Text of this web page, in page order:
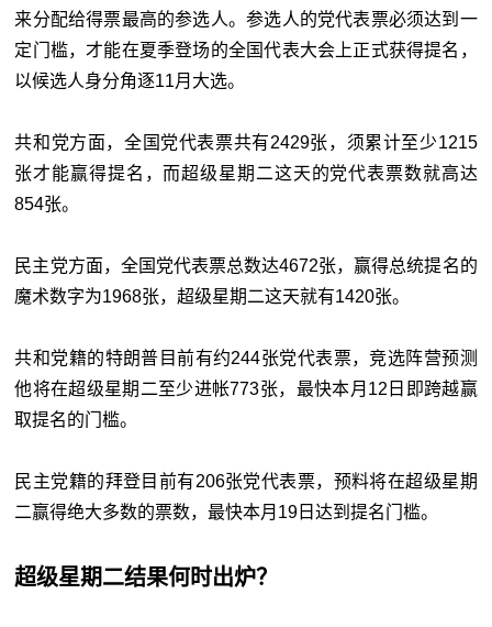
来分配给得票最高的参选人。参选人的党代表票必须达到一
定门槛，才能在夏季登场的全国代表大会上正式获得提名，
以候选人身分角逐11月大选。
共和党方面，全国党代表票共有2429张，须累计至少1215
张才能赢得提名，而超级星期二这天的党代表票数就高达
854张。
民主党方面，全国党代表票总数达4672张，赢得总统提名的
魔术数字为1968张，超级星期二这天就有1420张。
共和党籍的特朗普目前有约244张党代表票，竞选阵营预测
他将在超级星期二至少进帐773张，最快本月12日即跨越赢
取提名的门槛。
民主党籍的拜登目前有206张党代表票，预料将在超级星期
二赢得绝大多数的票数，最快本月19日达到提名门槛。
超级星期二结果何时出炉？